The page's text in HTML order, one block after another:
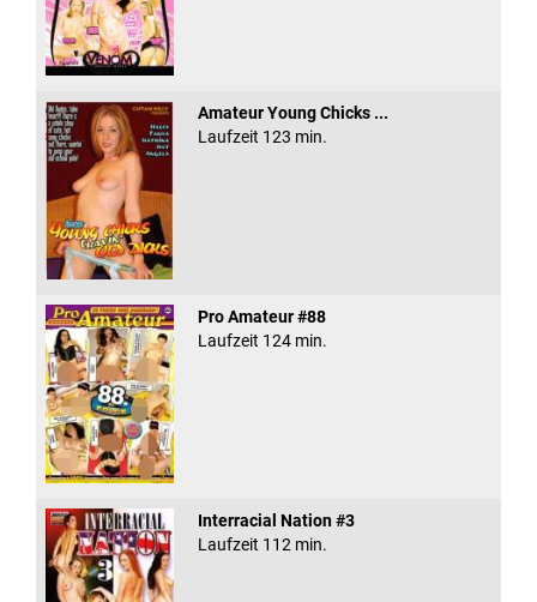
Amateur Young Chicks ...
Laufzeit 123 min.
Pro Amateur #88
Laufzeit 124 min.
Interracial Nation #3
Laufzeit 112 min.